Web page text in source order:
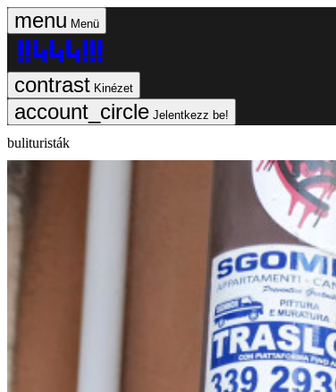
Menü
Kinézet
Jelentkezz be!
bulituristák